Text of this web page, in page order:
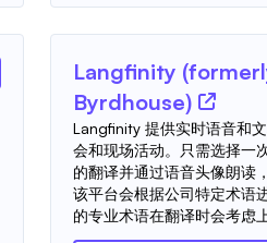
Langfinity
Byrdhouse)
Langfinity 提供实时语音和
会和现场活动。只需选择一
的翻译并通过语音头像朗读
该平台会根据公司特定术语
的专业术语在翻译时会考虑